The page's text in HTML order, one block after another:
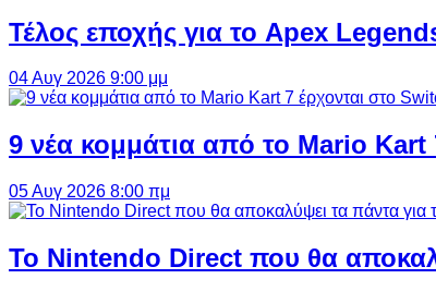
Τέλος εποχής για το Apex
04 Αυγ 2026 9:00 μμ
9 νέα κομμάτια από το Mario Kart
05 Αυγ 2026 8:00 πμ
Το Nintendo Direct που θα